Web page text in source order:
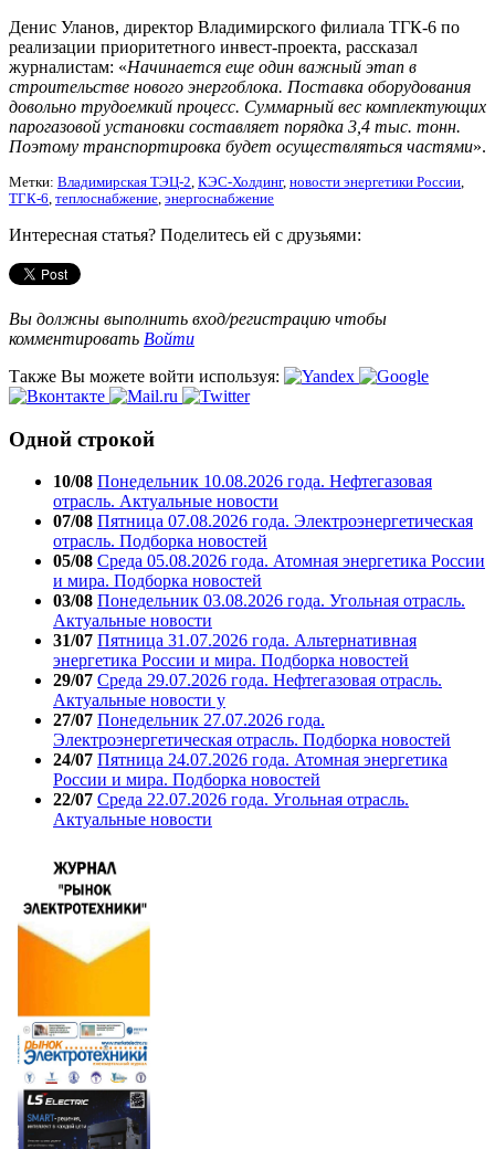
Денис Уланов, директор Владимирского филиала ТГК-6 по
реализации приоритетного инвест-проекта, рассказал
журналистам: «Начинается еще один важный этап в
строительстве нового энергоблока. Поставка оборудования
довольно трудоемкий процесс. Суммарный вес комплектующих
парогазовой установки составляет порядка 3,4 тыс. тонн.
Поэтому транспортировка будет осуществляться частями».
Метки: Владимирская ТЭЦ-2, КЭС-Холдинг, новости энергетики России,
ТГК-6, теплоснабжение, энергоснабжение
Интересная статья? Поделитесь ей с друзьями:
Вы должны выполнить вход/регистрацию чтобы
комментировать Войти
Также Вы можете войти используя:
Одной строкой
10/08 Понедельник 10.08.2026 года. Нефтегазовая
отрасль. Актуальные новости
07/08 Пятница 07.08.2026 года. Электроэнергетическая
отрасль. Подборка новостей
05/08 Среда 05.08.2026 года. Атомная энергетика России
и мира. Подборка новостей
03/08 Понедельник 03.08.2026 года. Угольная отрасль.
Актуальные новости
31/07 Пятница 31.07.2026 года. Альтернативная
энергетика России и мира. Подборка новостей
29/07 Среда 29.07.2026 года. Нефтегазовая отрасль.
Актуальные новости у
27/07 Понедельник 27.07.2026 года.
Электроэнергетическая отрасль. Подборка новостей
24/07 Пятница 24.07.2026 года. Атомная энергетика
России и мира. Подборка новостей
22/07 Среда 22.07.2026 года. Угольная отрасль.
Актуальные новости